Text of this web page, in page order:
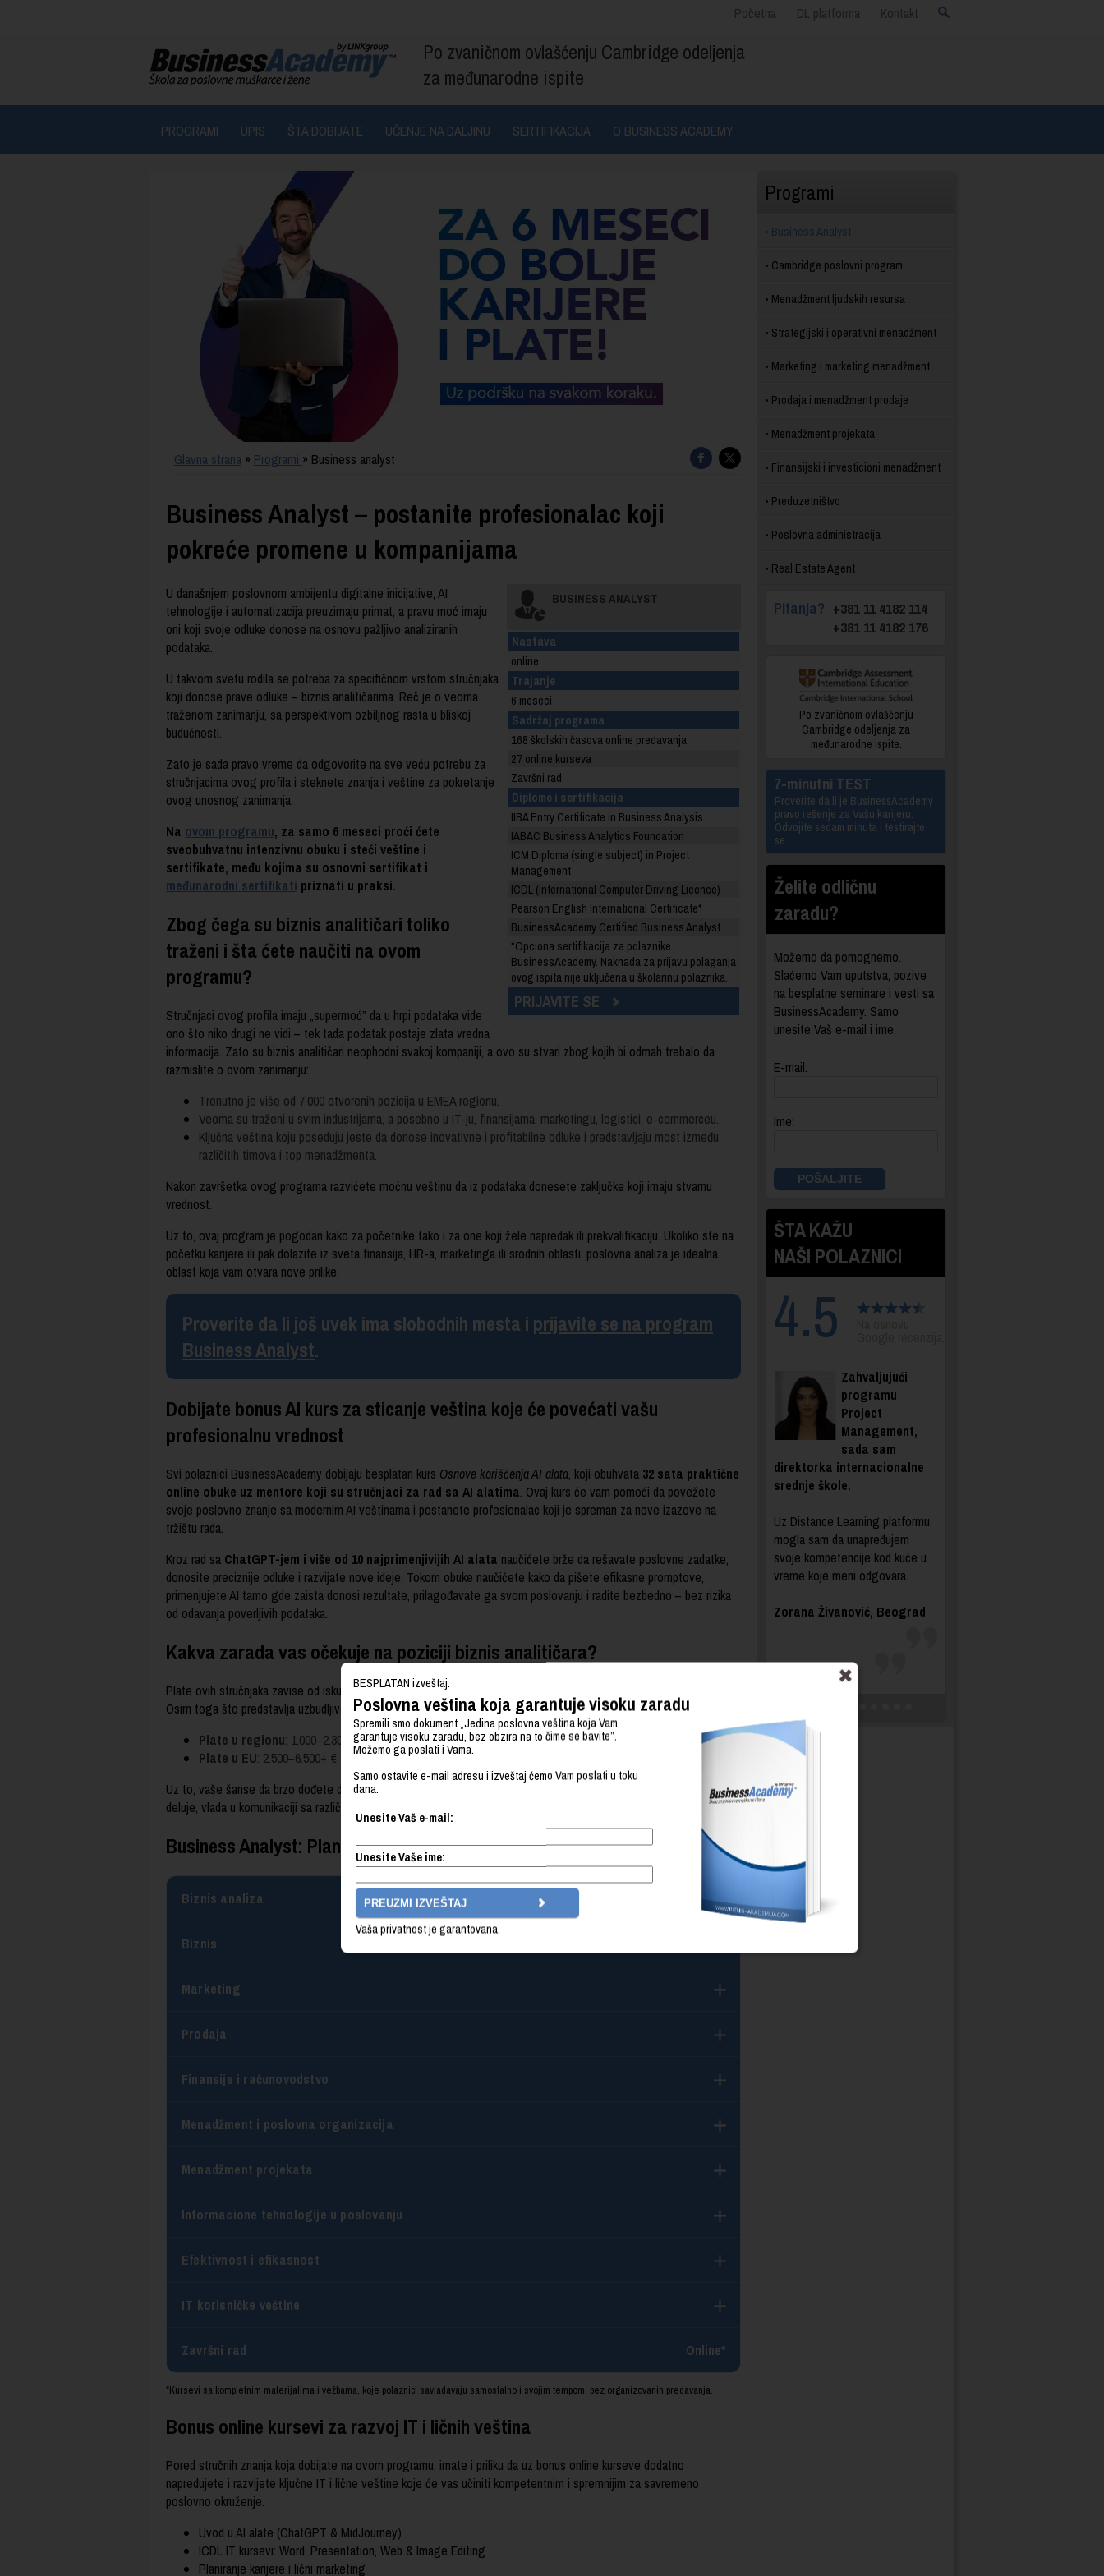
BESPLATAN izveštaj:
Poslovna veština koja garantuje visoku zaradu
Spremili smo dokument „Jedina poslovna veština koja Vam
garantuje visoku zaradu, bez obzira na to čime se bavite”.
Možemo ga poslati i Vama.
Samo ostavite e-mail adresu i izveštaj ćemo Vam poslati u toku
dana.
Unesite Vaš e-mail:
Unesite Vaše ime:
Vaša privatnost je garantovana.
Početna DL platforma Kontakt
Po zvaničnom ovlašćenju Cambridge odeljenja
za međunarodne ispite
PROGRAMI UPIS ŠTA DOBIJATE UČENJE NA DALJINU SERTIFIKACIJA O BUSINESS ACADEMY
Glavna strana » Programi » Business analyst
Business Analyst – postanite profesionalac koji
pokreće promene u kompanijama
BUSINESS ANALYST
Nastava
online
Trajanje
6 meseci
Sadržaj programa
168 školskih časova online predavanja
27 online kurseva
Završni rad
Diplome i sertifikacija
IIBA Entry Certificate in Business Analysis
IABAC Business Analytics Foundation
ICM Diploma (single subject) in Project
Management
ICDL (International Computer Driving Licence)
Pearson English International Certificate*
BusinessAcademy Certified Business Analyst
*Opciona sertifikacija za polaznike
BusinessAcademy. Naknada za prijavu polaganja
ovog ispita nije uključena u školarinu polaznika.
PRIJAVITE SE
U današnjem poslovnom ambijentu digitalne inicijative, AI
tehnologije i automatizacija preuzimaju primat, a pravu moć imaju
oni koji svoje odluke donose na osnovu pažljivo analiziranih
podataka.
U takvom svetu rodila se potreba za specifičnom vrstom stručnjaka
koji donose prave odluke – biznis analitičarima. Reč je o veoma
traženom zanimanju, sa perspektivom ozbiljnog rasta u bliskoj
budućnosti.
Zato je sada pravo vreme da odgovorite na sve veću potrebu za
stručnjacima ovog profila i steknete znanja i veštine za pokretanje
ovog unosnog zanimanja.
Na ovom programu, za samo 6 meseci proći ćete
sveobuhvatnu intenzivnu obuku i steći veštine i
sertifikate, među kojima su osnovni sertifikat i
međunarodni sertifikati priznati u praksi.
Zbog čega su biznis analitičari toliko
traženi i šta ćete naučiti na ovom
programu?
Stručnjaci ovog profila imaju „supermoć” da u hrpi podataka vide
ono što niko drugi ne vidi – tek tada podatak postaje zlata vredna
informacija. Zato su biznis analitičari neophodni svakoj kompaniji, a ovo su stvari zbog kojih bi odmah trebalo da
razmislite o ovom zanimanju:
Trenutno je više od 7.000 otvorenih pozicija u EMEA regionu.
Veoma su traženi u svim industrijama, a posebno u IT-ju, finansijama, marketingu, logistici, e-commerceu.
Ključna veština koju poseduju jeste da donose inovativne i profitabilne odluke i predstavljaju most između
različitih timova i top menadžmenta.
Nakon završetka ovog programa razvićete moćnu veštinu da iz podataka donesete zaključke koji imaju stvarnu
vrednost.
Uz to, ovaj program je pogodan kako za početnike tako i za one koji žele napredak ili prekvalifikaciju. Ukoliko ste na
početku karijere ili pak dolazite iz sveta finansija, HR-a, marketinga ili srodnih oblasti, poslovna analiza je idealna
oblast koja vam otvara nove prilike.
Proverite da li još uvek ima slobodnih mesta i prijavite se na program
Business Analyst.
Dobijate bonus AI kurs za sticanje veština koje će povećati vašu
profesionalnu vrednost
Svi polaznici BusinessAcademy dobijaju besplatan kurs Osnove korišćenja AI alata, koji obuhvata 32 sata praktične
online obuke uz mentore koji su stručnjaci za rad sa AI alatima. Ovaj kurs će vam pomoći da povežete
svoje poslovno znanje sa modernim AI veštinama i postanete profesionalac koji je spreman za nove izazove na
tržištu rada.
Kroz rad sa ChatGPT-jem i više od 10 najprimenjivijih AI alata naučićete brže da rešavate poslovne zadatke,
donosite preciznije odluke i razvijate nove ideje. Tokom obuke naučićete kako da pišete efikasne promptove,
primenjujete AI tamo gde zaista donosi rezultate, prilagođavate ga svom poslovanju i radite bezbedno – bez rizika
od odavanja poverljivih podataka.
Kakva zarada vas očekuje na poziciji biznis analitičara?
Plate ovih stručnjaka zavise od iskustva, specijalizacije, kao i toga da li rade za domaću ili internacionalnu kompaniju.
Osim toga što predstavlja uzbudljivo zanimanje, karijera biznis analitičara u regionu je jedna od najplaćenijih.
Plate u regionu: 1.000–2.300 €
Plate u EU: 2.500–6.500+ €
Uz to, vaše šanse da brzo dođete do posla u ovoj oblasti su veće ukoliko ste tip osobe koja razmišlja pre nego što
deluje, vlada u komunikaciji sa različitim tipovima ljudi i spremna je da se posveti usavršavanju.
Business Analyst: Plan i program
Biznis analiza
Biznis
Marketing
Prodaja
Finansije i računovodstvo
Menadžment i poslovna organizacija
Menadžment projekata
Informacione tehnologije u poslovanju
Efektivnost i efikasnost
IT korisničke veštine
Završni rad Online*
*Kursevi sa kompletnim materijalima i vežbama, koje polaznici savladavaju samostalno i svojim tempom, bez organizovanih predavanja.
Bonus online kursevi za razvoj IT i ličnih veština
Pored stručnih znanja koja dobijate na ovom programu, imate i priliku da uz bonus online kurseve dodatno
napredujete i razvijete ključne IT i lične veštine koje će vas učiniti kompetentnim i spremnijim za savremeno
poslovno okruženje.
Uvod u AI alate (ChatGPT & MidJourney)
ICDL IT kursevi: Word, Presentation, Web & Image Editing
Planiranje karijere i lični marketing
Programi
Business Analyst
Cambridge poslovni program
Menadžment ljudskih resursa
Strategijski i operativni menadžment
Marketing i marketing menadžment
Prodaja i menadžment prodaje
Menadžment projekata
Finansijski i investicioni menadžment
Preduzetništvo
Poslovna administracija
Real Estate Agent
Pitanja? +381 11 4182 114
+381 11 4182 176
Po zvaničnom ovlašćenju
Cambridge odeljenja za
međunarodne ispite.
7-minutni TEST
Proverite da li je BusinessAcademy
pravo rešenje za Vašu karijeru.
Odvojite sedam minuta i testirajte
se.
Želite odličnu
zaradu?
Možemo da pomognemo.
Slaćemo Vam uputstva, pozive
na besplatne seminare i vesti sa
BusinessAcademy. Samo
unesite Vaš e-mail i ime.
E-mail:
Ime:
ŠTA KAŽU
NAŠI POLAZNICI
4.5
Zahvaljujući
programu
Project
Management,
sada sam
direktorka internacionalne
srednje škole.
Uz Distance Learning platformu
mogla sam da unapređujem
svoje kompetencije kod kuće u
vreme koje meni odgovara.
Zorana Živanović, Beograd